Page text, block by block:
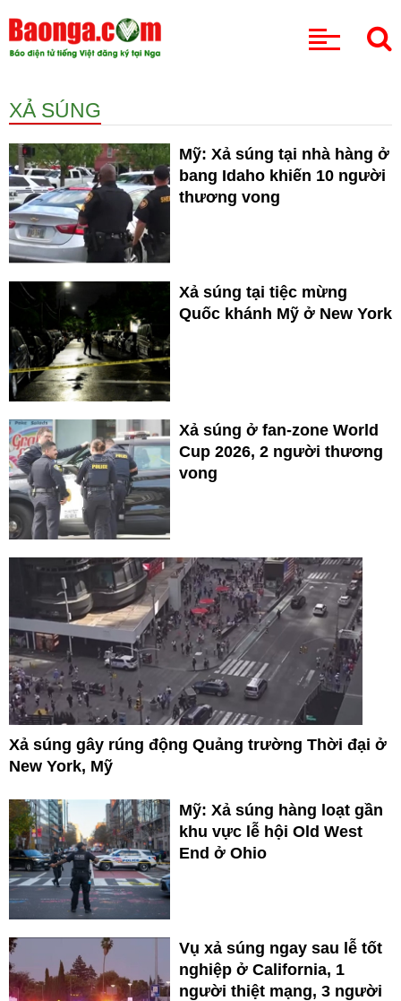
XẢ SÚNG
Mỹ: Xả súng tại nhà hàng ở
bang Idaho khiến 10 người
thương vong
Xả súng tại tiệc mừng
Quốc khánh Mỹ ở New York
Xả súng ở fan-zone World
Cup 2026, 2 người thương
vong
Xả súng gây rúng động Quảng trường Thời đại ở
New York, Mỹ
Mỹ: Xả súng hàng loạt gần
khu vực lễ hội Old West
End ở Ohio
Vụ xả súng ngay sau lễ tốt
nghiệp ở California, 1
người thiệt mạng, 3 người